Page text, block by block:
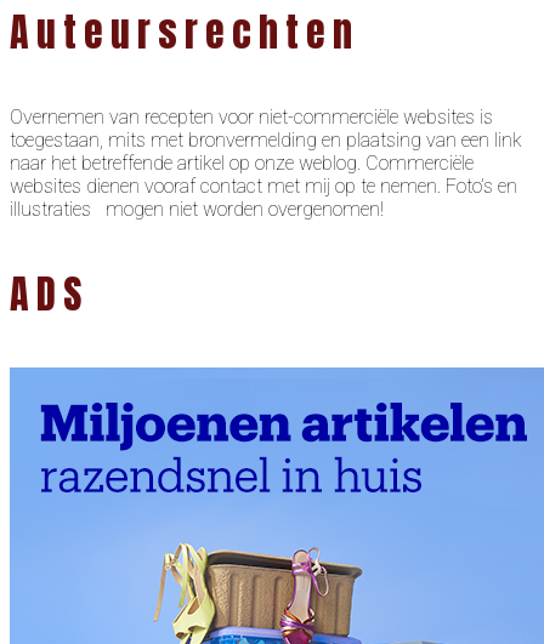
Auteursrechten
Overnemen van recepten voor niet-commerciële websites is
toegestaan, mits met bronvermelding en plaatsing van een link
naar het betreffende artikel op onze weblog. Commerciële
websites dienen vooraf contact met mij op te nemen. Foto’s en
illustraties mogen niet worden overgenomen!
ADS